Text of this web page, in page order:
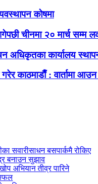
कोषमा
चीनमा २० मार्च सम्म
अधिकृतका कार्यालय
गरेर काठमाडाैँ : वार्तामा
सवारीसाधन बसपार्कमै रोकिए
बनाउन सुझाव
अभियान तीव्र पारिने